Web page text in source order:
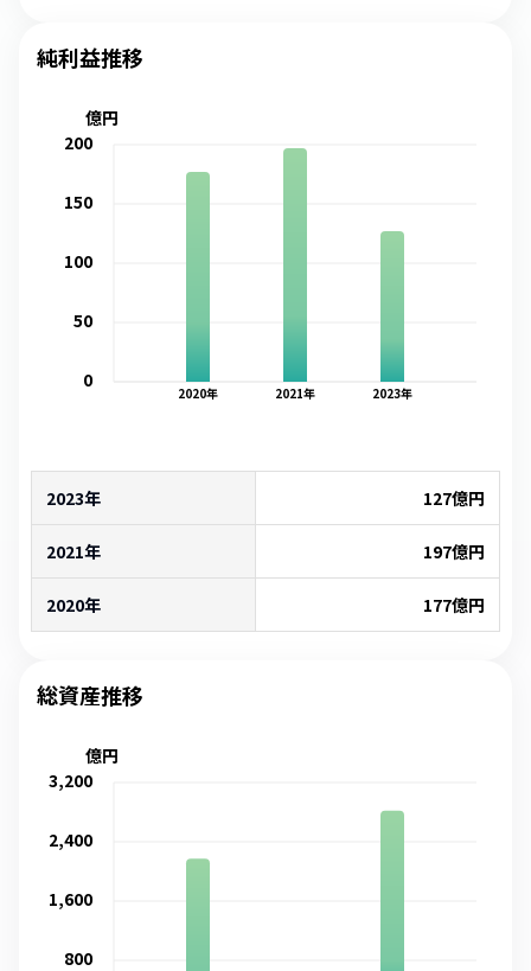
純利益推移
2020年 2021年 2023年
0
50
100
150
200
億円
2023年 127億円
2021年 197億円
2020年 177億円
総資産推移
800
1,600
2,400
3,200
億円